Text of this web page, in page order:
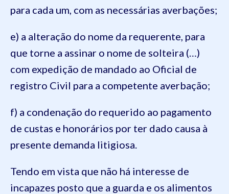
para cada um, com as necessárias averbações;
e) a alteração do nome da requerente, para
que torne a assinar o nome de solteira (…)
com expedição de mandado ao Oficial de
registro Civil para a competente averbação;
f) a condenação do requerido ao pagamento
de custas e honorários por ter dado causa à
presente demanda litigiosa.
Tendo em vista que não há interesse de
incapazes posto que a guarda e os alimentos